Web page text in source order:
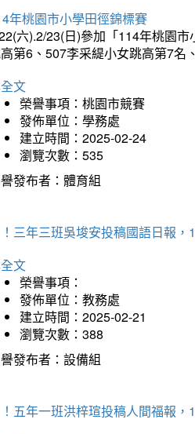
年桃園市小學田徑錦標賽
六).2/23(日)參加「114年桃園
第6、507李采緹小女跳高第7名
文
榮譽事項：桃園市競賽
發佈單位：學務處
建立時間：2025-02-24
瀏覽次數：535
發布者：體育組
三年三班吳埈安投稿國語日報，
文
榮譽事項：
發佈單位：教務處
建立時間：2025-02-21
瀏覽次數：388
發布者：設備組
五年一班洪梓瑄投稿人間福報，